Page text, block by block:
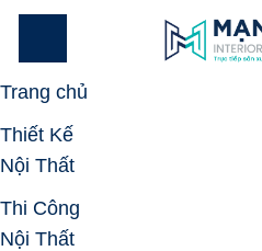
Skip
Trang chủ
Thiết Kế
Nội Thất
Thi Công
Nội Thất